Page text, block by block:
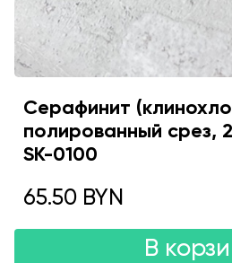
Серафинит
полированный срез,
SK-0100
65.50 BYN
В